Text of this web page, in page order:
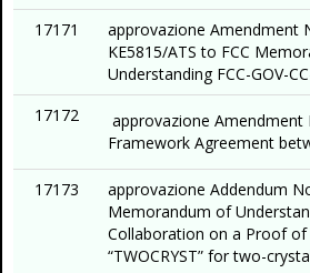
17171
approvazione Amendment
KE5815/ATS to FCC
Understanding FCC-GOV-
17172
approvazione Amendment
Framework Agreement
17173
approvazione Addendum
Memorandum of
Collaboration on a Proof of
“TWOCRYST” for two-